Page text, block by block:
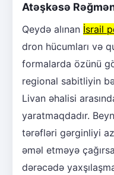
Atəşkəsə
Qeydə alınan İsrail
dron hücumları və
formalarda özünü
regional sabitliyin
Livan əhalisi
yaratmaqdadır.
tərəfləri gərginliyi
əməl etməyə
dərəcədə